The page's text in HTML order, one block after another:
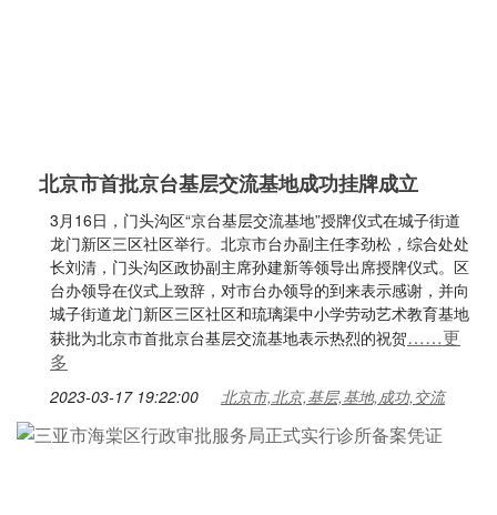
北京市首批京台基层交流基地成功挂牌成立
3月16日，门头沟区“京台基层交流基地”授牌仪式在城子街道
龙门新区三区社区举行。北京市台办副主任李劲松，综合处处
长刘清，门头沟区政协副主席孙建新等领导出席授牌仪式。区
台办领导在仪式上致辞，对市台办领导的到来表示感谢，并向
城子街道龙门新区三区社区和琉璃渠中小学劳动艺术教育基地
获批为北京市首批京台基层交流基地表示热烈的祝贺……更
多
2023-03-17 19:22:00 北京市,北京,基层,基地,成功,交流